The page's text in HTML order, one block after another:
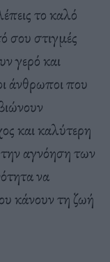
το καλό
σου στιγμές
γερό και
άνθρωποι που
και καλύτερη
αγνόηση των
να
κάνουν τη ζωή